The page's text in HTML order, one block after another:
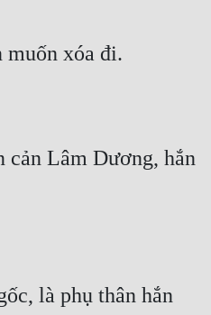
xóa đi.
cản Lâm Dương, hắn
là phụ thân hắn